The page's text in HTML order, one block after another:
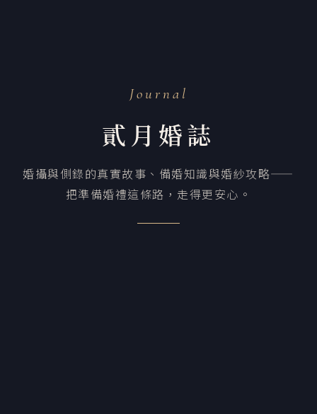
Journal
貳月婚誌
婚攝與側錄的真實故事、備婚知識與婚紗攻略——
把準備婚禮這條路，走得更安心。